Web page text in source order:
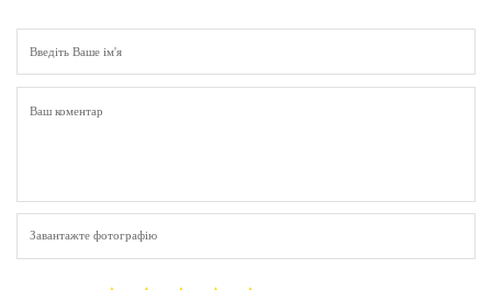
Завантажте фотографію